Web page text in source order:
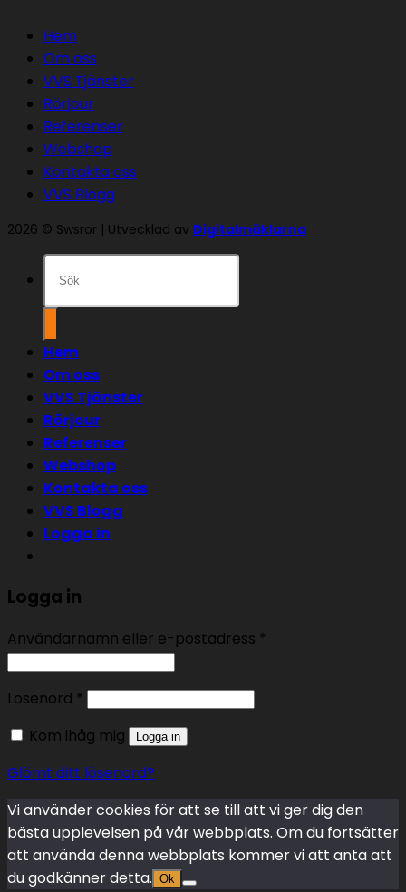
Hem
Om oss
VVS Tjänster
Rörjour
Referenser
Webshop
Kontakta oss
VVS Blogg
2026 © Swsror | Utvecklad av Digitalmäklarna
efter:
Hem
Om oss
VVS Tjänster
Rörjour
Referenser
Webshop
Kontakta oss
VVS Blogg
Logga in
Logga in
Användarnamn eller e-postadress *
Lösenord *
Kom ihåg mig
Logga in
Glömt ditt lösenord?
Vi använder cookies för att se till att vi ger dig den
bästa upplevelsen på vår webbplats. Om du fortsätter
att använda denna webbplats kommer vi att anta att
du godkänner detta. Ok